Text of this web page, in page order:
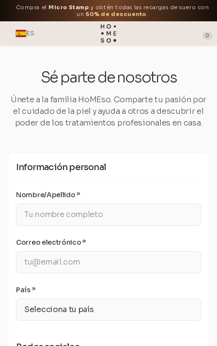
Compra el Micro Stamp y obtén todas las recargas de suero con
un50% de descuento.
ES 0
Sé parte de nosotros
Únete a la familia HoMEso. Comparte tu pasión por
el cuidado de la piel y ayuda a otros a descubrir el
poder de los tratamientos profesionales en casa.
Información personal
Nombre/Apellido *
Correo electrónico *
País *